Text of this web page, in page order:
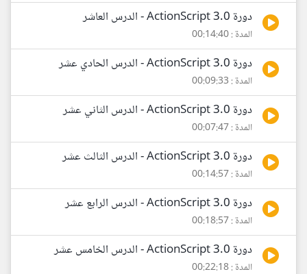
دورة ActionScript 3.0 - الدرس العاشر
المدة : 00:14:40
دورة ActionScript 3.0 - الدرس الحادي عشر
المدة : 00:09:33
دورة ActionScript 3.0 - الدرس الثاني عشر
المدة : 00:07:47
دورة ActionScript 3.0 - الدرس الثالث عشر
المدة : 00:14:57
دورة ActionScript 3.0 - الدرس الرابع عشر
المدة : 00:18:57
دورة ActionScript 3.0 - الدرس الخامس عشر
المدة : 00:22:18